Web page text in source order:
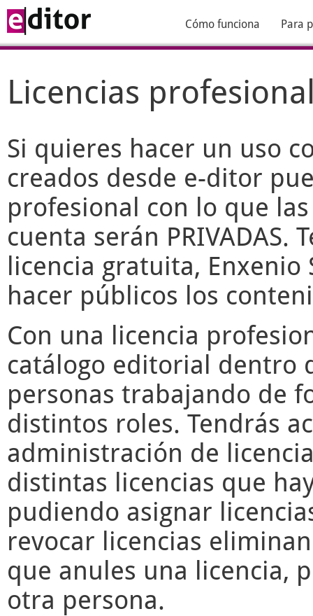
Cómo funciona Para
Licencias
Si quieres hacer un uso
creados desde e-ditor
profesional con lo que
cuenta serán PRIVADAS.
licencia gratuita, Enxenio
hacer públicos los
Con una licencia
catálogo editorial dentro
personas trabajando de
distintos roles. Tendrás
administración de
distintas licencias que
pudiendo asignar
revocar licencias
que anules una licencia,
otra persona.